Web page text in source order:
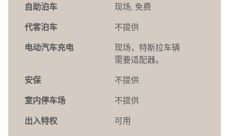
自助泊车 现场, 免费
代客泊车 不提供
电动汽车充电 现场 ，特斯拉车辆
需要适配器。
安保 不提供
室内停车场 不提供
出入特权 可用